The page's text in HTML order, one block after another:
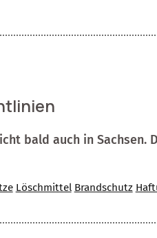
bald auch in Sachsen.
Löschmittel Brandschutz